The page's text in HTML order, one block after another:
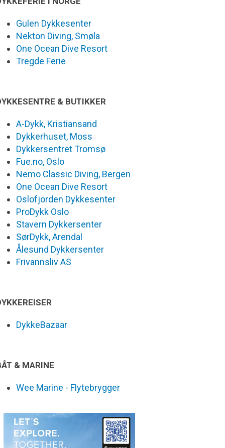
Gulen Dykkesenter
Nekton Diving, Smøla
One Ocean Dive Resort
Tregde Ferie
& BUTIKKER
A-Dykk, Kristiansand
Dykkerhuset, Moss
Dykkersentret Tromsø
Fue.no, Oslo
Nemo Classic Diving, Bergen
One Ocean Dive Resort
Oslofjorden Dykkesenter
ProDykk Oslo
Stavern Dykkersenter
SørDykk, Arendal
Ålesund Dykkersenter
Frivannsliv AS
DykkeBazaar
& MARINE
Wee Marine - Flytebrygger